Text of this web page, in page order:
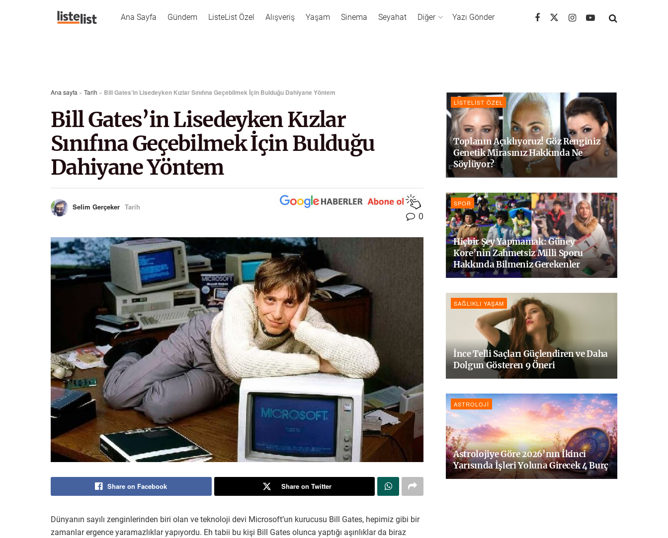
Ana Sayfa Gündem ListeList Özel Alışveriş Yaşam Sinema Seyahat Diğer Yazı Gönder
Ana sayfa » Tarih » Bill Gates’in Lisedeyken Kızlar Sınıfına Geçebilmek İçin Bulduğu Dahiyane Yöntem
Bill Gates’in Lisedeyken Kızlar
Sınıfına Geçebilmek İçin Bulduğu
Dahiyane Yöntem
Selim Gerçeker Tarih
0
Share on Facebook Share on Twitter
Dünyanın sayılı zenginlerinden biri olan ve teknoloji devi Microsoft’un kurucusu Bill Gates, hepimiz gibi bir
zamanlar ergence yaramazlıklar yapıyordu. Eh tabii bu kişi Bill Gates olunca yaptığı aşırılıklar da biraz
LISTELIST ÖZEL
Toplanın Açıklıyoruz! Göz Renginiz
Genetik Mirasınız Hakkında Ne
Söylüyor?
SPOR
Hiçbir Şey Yapmamak: Güney
Kore’nin Zahmetsiz Milli Sporu
Hakkında Bilmeniz Gerekenler
SAĞLIKLI YAŞAM
İnce Telli Saçları Güçlendiren ve Daha
Dolgun Gösteren 9 Öneri
ASTROLOJI
Astrolojiye Göre 2026’nın İkinci
Yarısında İşleri Yoluna Girecek 4 Burç